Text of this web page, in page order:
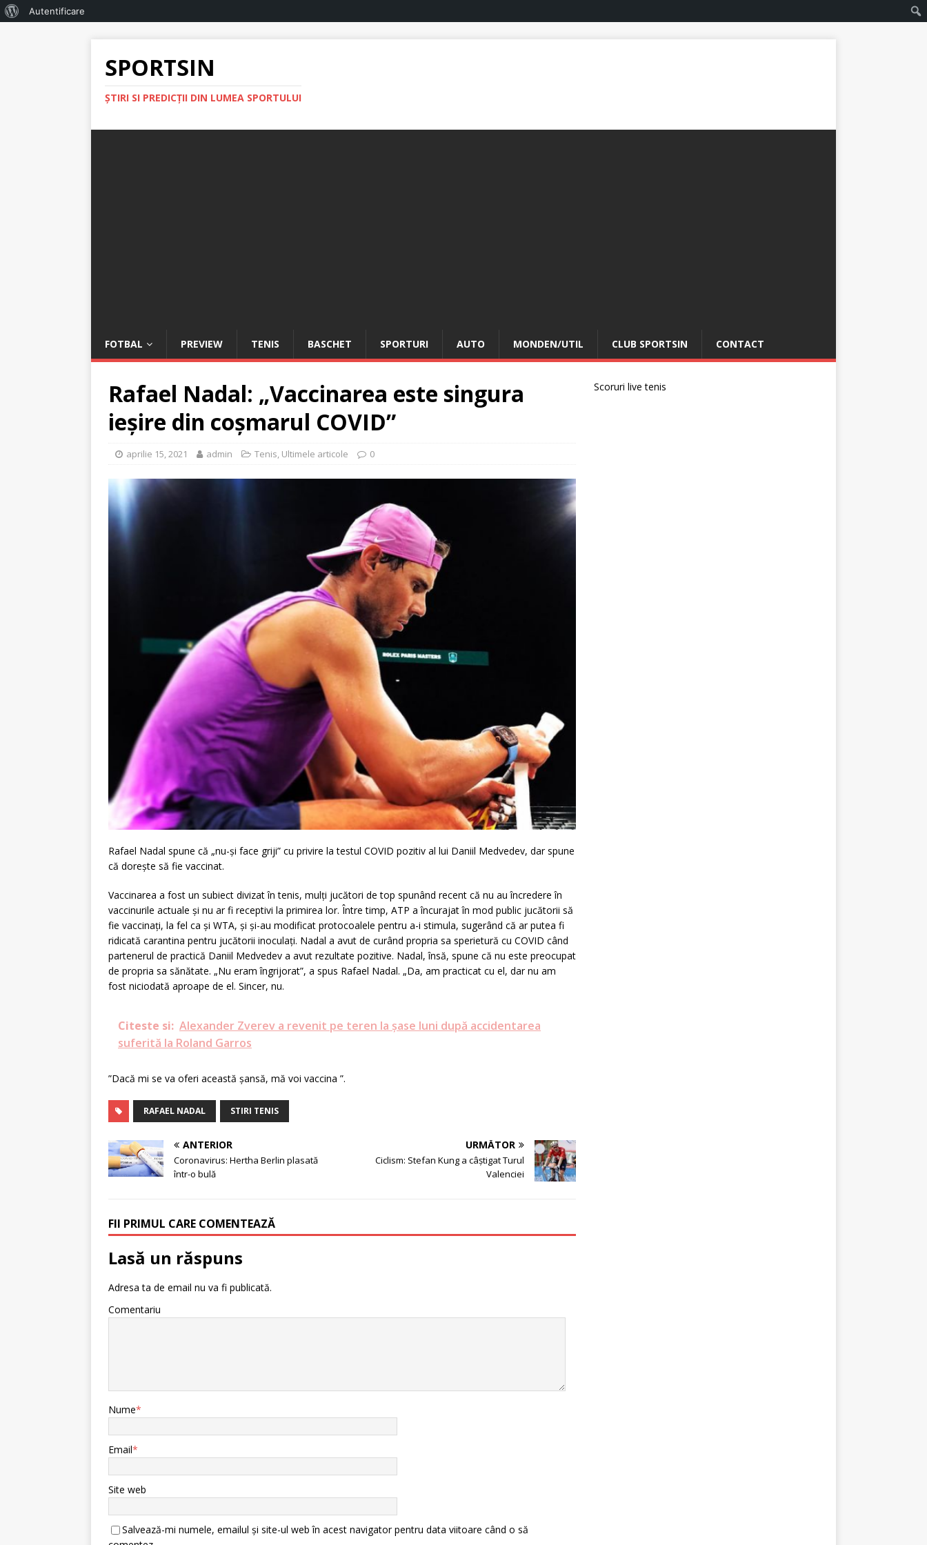
Autentificare
SPORTSIN
ŞTIRI SI PREDICŢII DIN LUMEA SPORTULUI
FOTBAL PREVIEW TENIS BASCHET SPORTURI AUTO MONDEN/UTIL CLUB SPORTSIN CONTACT
Rafael Nadal: „Vaccinarea este singura
ieșire din coșmarul COVID”
aprilie 15, 2021 admin Tenis, Ultimele articole 0
Rafael Nadal spune că „nu-și face griji” cu privire la testul COVID pozitiv al lui Daniil Medvedev, dar spune
că dorește să fie vaccinat.
Vaccinarea a fost un subiect divizat în tenis, mulți jucători de top spunând recent că nu au încredere în
vaccinurile actuale și nu ar fi receptivi la primirea lor. Între timp, ATP a încurajat în mod public jucătorii să
fie vaccinați, la fel ca și WTA, și și-au modificat protocoalele pentru a-i stimula, sugerând că ar putea fi
ridicată carantina pentru jucătorii inoculați. Nadal a avut de curând propria sa sperietură cu COVID când
partenerul de practică Daniil Medvedev a avut rezultate pozitive. Nadal, însă, spune că nu este preocupat
de propria sa sănătate. „Nu eram îngrijorat”, a spus Rafael Nadal. „Da, am practicat cu el, dar nu am
fost niciodată aproape de el. Sincer, nu.
Citeste si: Alexander Zverev a revenit pe teren la şase luni după accidentarea
suferită la Roland Garros
”Dacă mi se va oferi această șansă, mă voi vaccina ”.
RAFAEL NADAL STIRI TENIS
ANTERIOR
Coronavirus: Hertha Berlin plasată
într-o bulă
URMĂTOR
Ciclism: Stefan Kung a câştigat Turul
Valenciei
FII PRIMUL CARE COMENTEAZĂ
Lasă un răspuns
Adresa ta de email nu va fi publicată.
Comentariu
Nume*
Email*
Site web
Salvează-mi numele, emailul și site-ul web în acest navigator pentru data viitoare când o să
Scoruri live tenis